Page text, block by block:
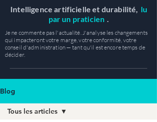
Intelligence artificielle et durabilité, lu
par un praticien .
Je ne commente pas l'actualité. J'analyse les changements
qui impacteront votre marge, votre conformité, votre
conseil d'administration — tant qu'il est encore temps de
décider.
Blog
Tous les articles